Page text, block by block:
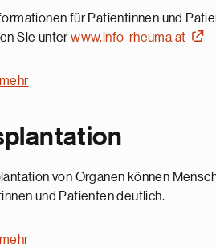
für Patientinnen und
Sie unterwww.info-rheuma.at
von Organen können
und Patienten deutlich.